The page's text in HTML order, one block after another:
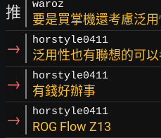
推 waroz
要是買掌機還考慮泛
→ horstyle0411
泛用性也有聯想的可以
→ horstyle0411
有錢好辦事
→ horstyle0411
ROG Flow Z13